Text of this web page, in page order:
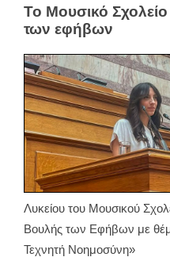
Το Μουσικό
των εφήβων
Λυκείου του Μουσικού
Βουλής των Εφήβων με
Τεχνητή Νοημοσύνη»